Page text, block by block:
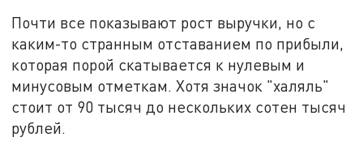
Почти все показывают рост выручки, но с
каким-то странным отставанием по прибыли,
которая порой скатывается к нулевым и
минусовым отметкам. Хотя значок "халяль"
стоит от 90 тысяч до нескольких сотен тысяч
рублей.